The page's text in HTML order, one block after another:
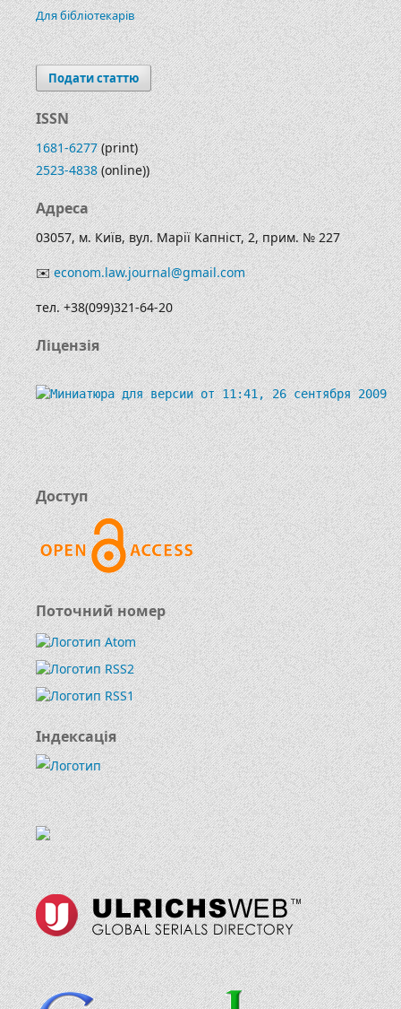
Для бібліотекарів
Подати статтю
ISSN
1681-6277(print)
2523-4838(online))
Адреса
03057, м. Київ, вул. Марії Капніст, 2, прим. № 227
✉️econom.law.journal@gmail.com
тел. +38(099)321-64-20
Ліцензія
Доступ
Поточний номер
Індексація